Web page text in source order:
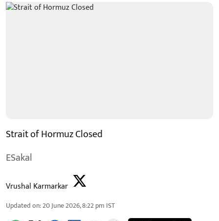
Strait of Hormuz Closed
ESakal
Vrushal Karmarkar
Updated on:20 June 2026, 8:22 pm IST